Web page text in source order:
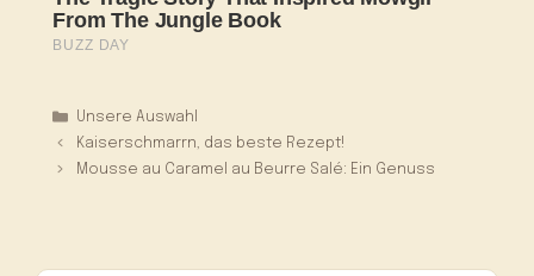
Kategorien
Unsere Auswahl
Kaiserschmarrn, das beste Rezept!
Mousse au Caramel au Beurre Salé: Ein Genuss